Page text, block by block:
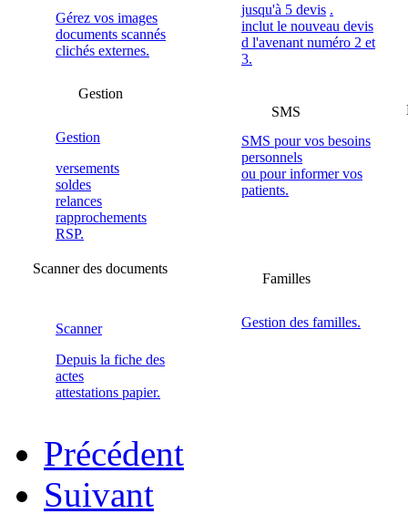
Gérez vos images
documents scannés
clichés externes.
jusqu'à 5 devis .
inclut le nouveau devis
d l'avenant numéro 2 et
3.
Gestion
Gestion
versements
soldes
relances
rapprochements
RSP.
SMS
SMS pour vos besoins
personnels
ou pour informer vos
patients.
Scanner des documents
Scanner
Depuis la fiche des
actes
attestations papier.
Familles
Gestion des familles.
Précédent
Suivant